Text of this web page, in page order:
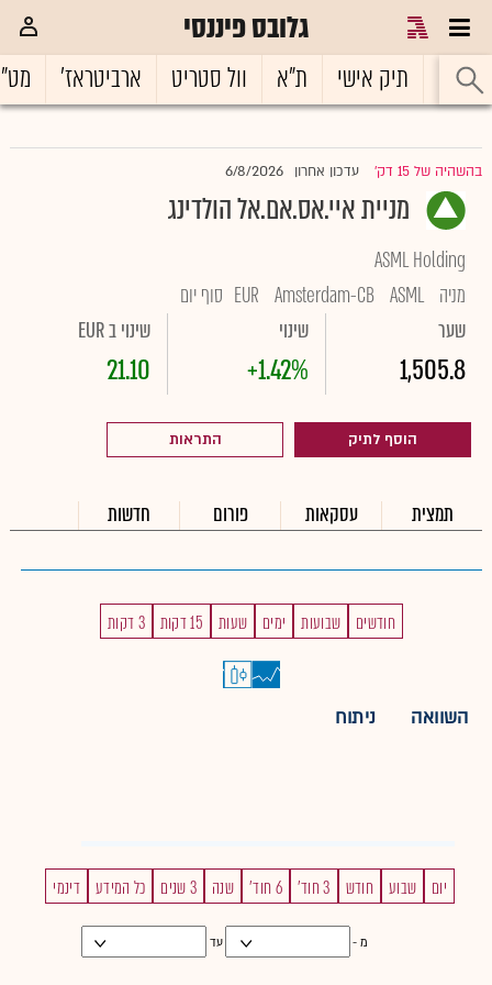
גלובס פיננסי
ראשי תיק אישי ת"א וול סטריט ארביטראז'
בהשהיה של 15 דק' עדכון אחרון 6/8/2026
מניית איי.אס.אם.אל הולדינג
ASML Holding
מניה ASML
Amsterdam-CB
EUR סוף יום
שער
1,505.8
שינוי
+1.42%
שינוי ב EUR
21.10
הוסף לתיק התראות
תמצית עסקאות פורום חדשות
חודשים שבועות ימים שעות 15 דקות 3 דקות
השוואה ניתוח
יום שבוע חודש 3 חוד' 6 חוד' שנה 3 שנים כל המידע דינמי
מ - עד